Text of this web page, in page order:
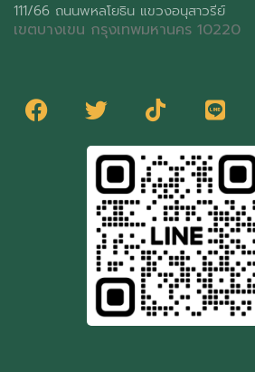
111/66 ถนนพหลโยธิน แขวงอนุสาวรีย์
เขตบางเขน กรุงเทพมหานคร 10220